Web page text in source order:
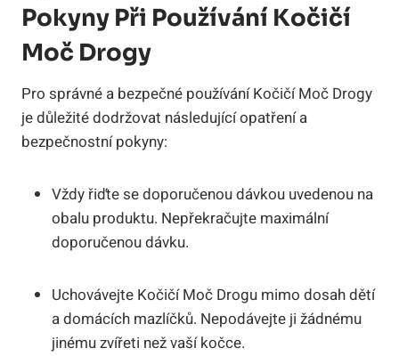
Pokyny Při Používání Kočičí
Moč Drogy
Pro správné ⁣a⁢ bezpečné používání Kočičí Moč Drogy ​
je důležité ‍dodržovat ⁢následující opatření a
bezpečnostní ‌pokyny:
Vždy řiďte se doporučenou‌ dávkou uvedenou na‌
obalu produktu. Nepřekračujte⁣ maximální
doporučenou⁣ dávku.
Uchovávejte Kočičí Moč Drogu ⁤mimo dosah dětí
‌a domácích‌ mazlíčků. Nepodávejte ⁣ji žádnému
jinému zvířeti než vaší kočce.